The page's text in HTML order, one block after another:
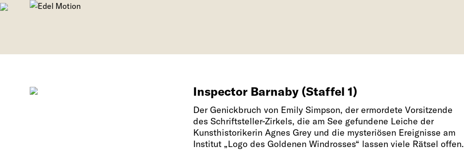
Inspector Barnaby (Staffel 1)
Der Genickbruch von Emily Simpson, der ermordete Vorsitzende
des Schriftsteller-Zirkels, die am See gefundene Leiche der
Kunsthistorikerin Agnes Grey und die mysteriösen Ereignisse am
Institut „Logo des Goldenen Windrosses“ lassen viele Rätsel offen.